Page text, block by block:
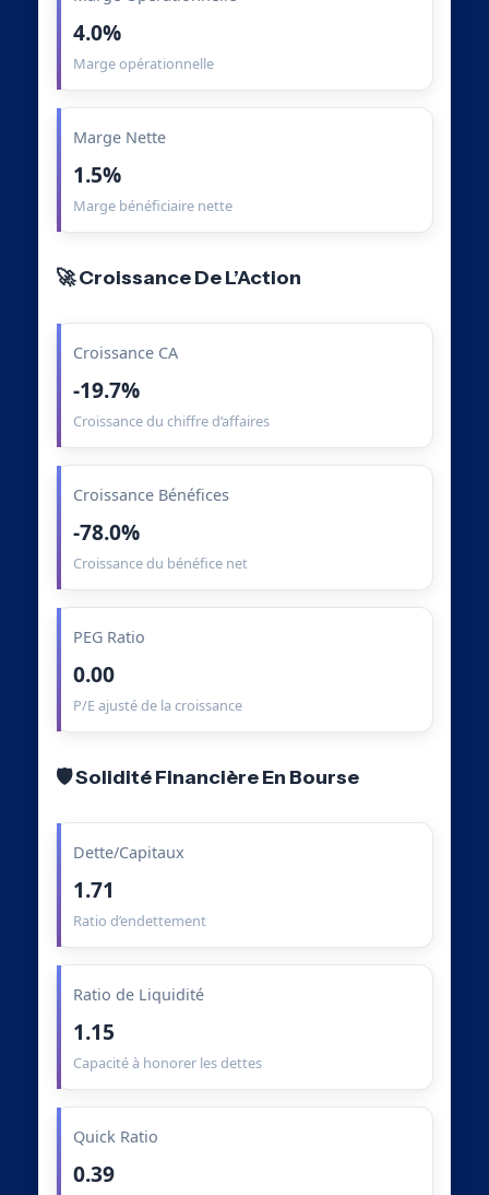
4.0%
Marge opérationnelle
Marge Nette
1.5%
Marge bénéficiaire nette
🚀 Croissance De L’Action
Croissance CA
-19.7%
Croissance du chiffre d’affaires
Croissance Bénéfices
-78.0%
Croissance du bénéfice net
PEG Ratio
0.00
P/E ajusté de la croissance
🛡️ Solidité Financière En Bourse
Dette/Capitaux
1.71
Ratio d’endettement
Ratio de Liquidité
1.15
Capacité à honorer les dettes
Quick Ratio
0.39